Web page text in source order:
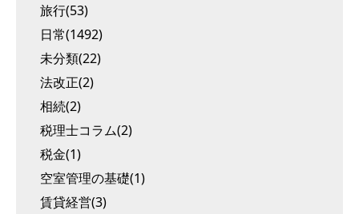
旅行(53)
日常(1492)
未分類(22)
法改正(2)
相続(2)
税理士コラム(2)
税金(1)
空室管理の基礎(1)
賃貸経営(3)